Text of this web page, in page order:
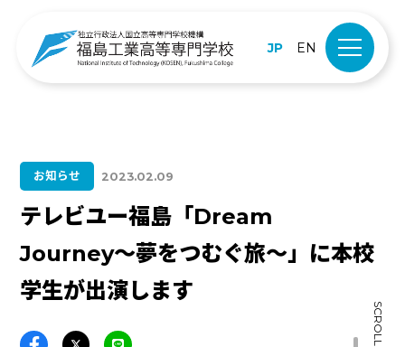
JP EN
お知らせ 2023.02.09
テレビユー福島「Dream
Journey〜夢をつむぐ旅〜」に本校
学生が出演します
SCROLL